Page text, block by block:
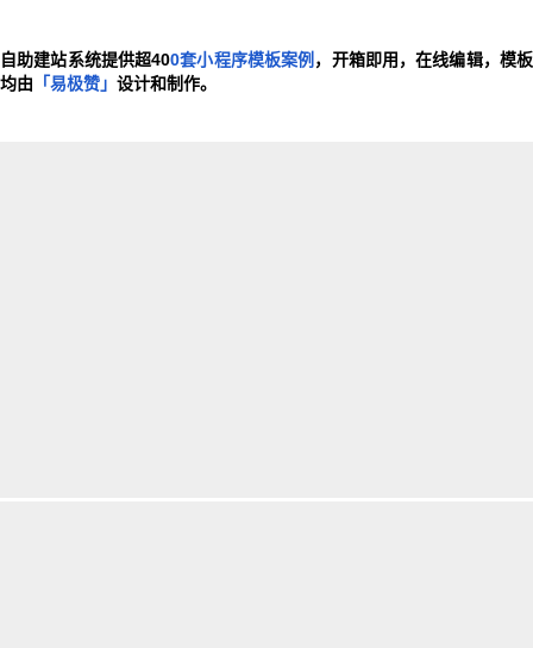
自助建站系统提供超400套小程序模板案例 ，开箱即用，在线编辑，模板
均由 「易极赞」 设计和制作。